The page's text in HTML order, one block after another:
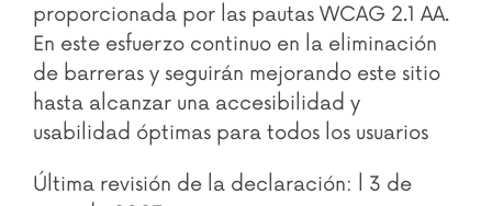
proporcionada por las pautas WCAG 2.1 AA.
En este esfuerzo continuo en la eliminación
de barreras y seguirán mejorando este sitio
hasta alcanzar una accesibilidad y
usabilidad óptimas para todos los usuarios
Última revisión de la declaración: l 3 de